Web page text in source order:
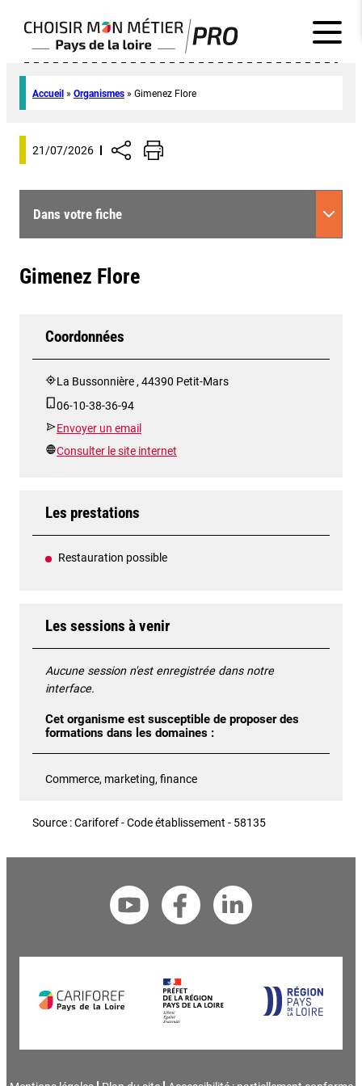
Accueil » Organismes » Gimenez Flore
21/07/2026
Dans votre fiche
Gimenez Flore
Coordonnées
La Bussonnière , 44390 Petit-Mars
06-10-38-36-94
Envoyer un email
Consulter le site internet
Les prestations
Restauration possible
Les sessions à venir
Aucune session n'est enregistrée dans notre
interface.
Cet organisme est susceptible de proposer des
formations dans les domaines :
Commerce, marketing, finance
Source : Cariforef - Code établissement - 58135